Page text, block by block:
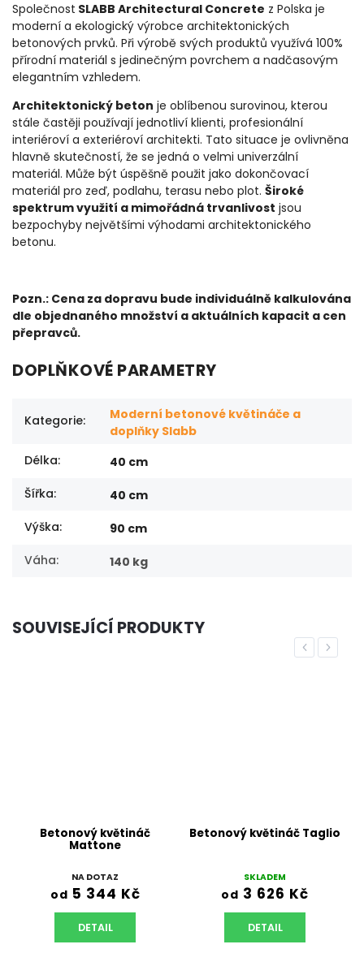
Společnost SLABB Architectural Concrete z Polska je
moderní a ekologický výrobce architektonických
betonových prvků. Při výrobě svých produktů využívá 100%
přírodní materiál s jedinečným povrchem a nadčasovým
elegantním vzhledem.
Architektonický beton je oblíbenou surovinou, kterou
stále častěji používají jednotliví klienti, profesionální
interiéroví a exteriéroví architekti. Tato situace je ovlivněna
hlavně skutečností, že se jedná o velmi univerzální
materiál. Může být úspěšně použit jako dokončovací
materiál pro zeď, podlahu, terasu nebo plot. Široké
spektrum využití a mimořádná trvanlivost jsou
bezpochyby největšími výhodami architektonického
betonu.
Pozn.: Cena za dopravu bude individuálně kalkulována
dle objednaného množství a aktuálních kapacit a cen
přepravců.
DOPLŇKOVÉ PARAMETRY
Kategorie:
Moderní betonové květináče a
doplňky Slabb
Délka:
40 cm
Šířka:
40 cm
Výška:
90 cm
Váha: 140 kg
SOUVISEJÍCÍ PRODUKTY
Previous
Betonový květináč
Mattone
NA DOTAZ
od 5 344 Kč
DETAIL
Betonový květináč Taglio
SKLADEM
od 3 626 Kč
DETAIL
Next